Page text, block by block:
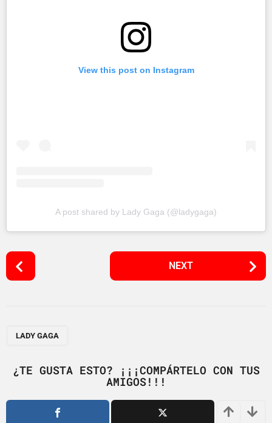
View this post on Instagram
A post shared by Lady Gaga (@ladygaga)
P
o
a
NEXT
LADY GAGA
¿TE GUSTA ESTO? ¡¡¡COMPÁRTELO CON TUS
AMIGOS!!!